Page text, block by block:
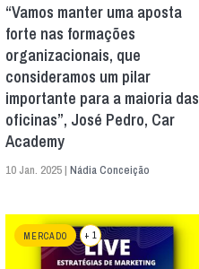
“Vamos manter uma aposta
forte nas formações
organizacionais, que
consideramos um pilar
importante para a maioria das
oficinas”, José Pedro, Car
Academy
10 Jan. 2025 | Nádia Conceição
MERCADO + 1